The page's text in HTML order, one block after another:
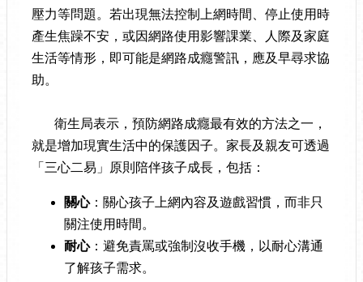
壓力等問題。若出現無法控制上網時間、停止使用時
產生焦躁不安，或因網路使用影響課業、人際及家庭
生活等情形，即可能是網路成癮警訊，應及早尋求協
助。
衛生局表示，預防網路成癮最有效的方法之一，
就是增加現實生活中的保護因子。家長及親友可透過
「三心二易」原則陪伴孩子成長，包括：
關心：關心孩子上網內容及遊戲習慣，而非只
關注使用時間。
耐心：避免責罵或強制沒收手機，以耐心溝通
了解孩子需求。